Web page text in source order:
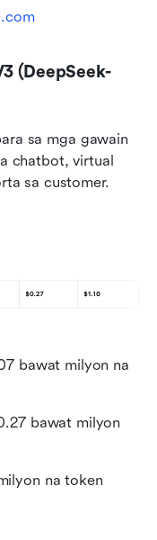
(DeepSeek-
sa mga gawain
chatbot, virtual
sa customer.
bawat milyon na
bawat milyon
na token